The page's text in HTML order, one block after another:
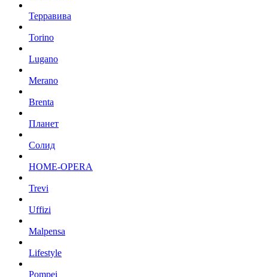
Терравива
Torino
Lugano
Merano
Brenta
Планет
Солид
HOME-OPERA
Trevi
Uffizi
Malpensa
Lifestyle
Pompei